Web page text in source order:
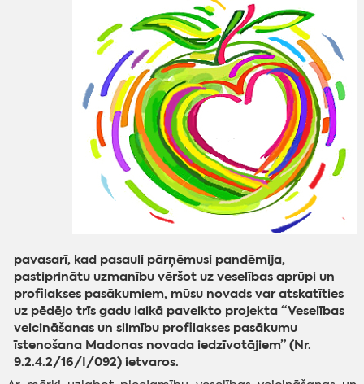
pavasarī, kad pasauli pārņēmusi pandēmija,
pastiprinātu uzmanību vēršot uz veselības aprūpi un
profilakses pasākumiem, mūsu novads var atskatīties
uz pēdējo trīs gadu laikā paveikto projekta “Veselības
veicināšanas un slimību profilakses pasākumu
īstenošana Madonas novada iedzīvotājiem” (Nr.
9.2.4.2/16/I/092) ietvaros.